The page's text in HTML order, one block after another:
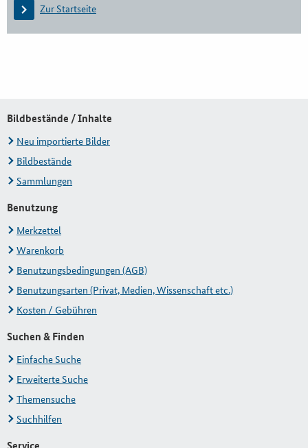
Zur Startseite
Bildbestände / Inhalte
Neu importierte Bilder
Bildbestände
Sammlungen
Benutzung
Merkzettel
Warenkorb
Benutzungsbedingungen (AGB)
Benutzungsarten (Privat, Medien, Wissenschaft etc.)
Kosten / Gebühren
Suchen & Finden
Einfache Suche
Erweiterte Suche
Themensuche
Suchhilfen